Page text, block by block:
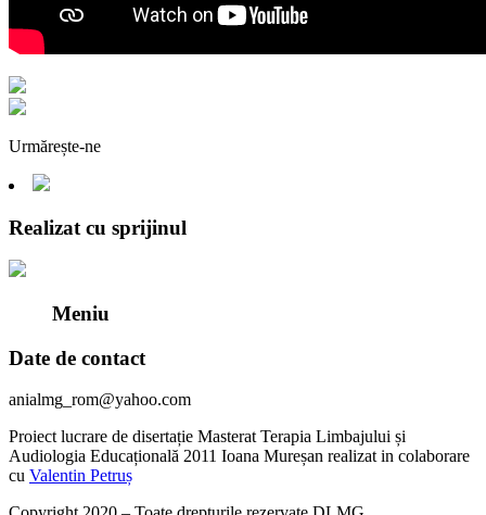
Urmărește-ne
Realizat cu sprijinul
Meniu
Date de contact
anialmg_rom@yahoo.com
Proiect lucrare de disertație Masterat Terapia Limbajului și
Audiologia Educațională 2011 Ioana Mureșan realizat in colaborare
cu Valentin Petruș